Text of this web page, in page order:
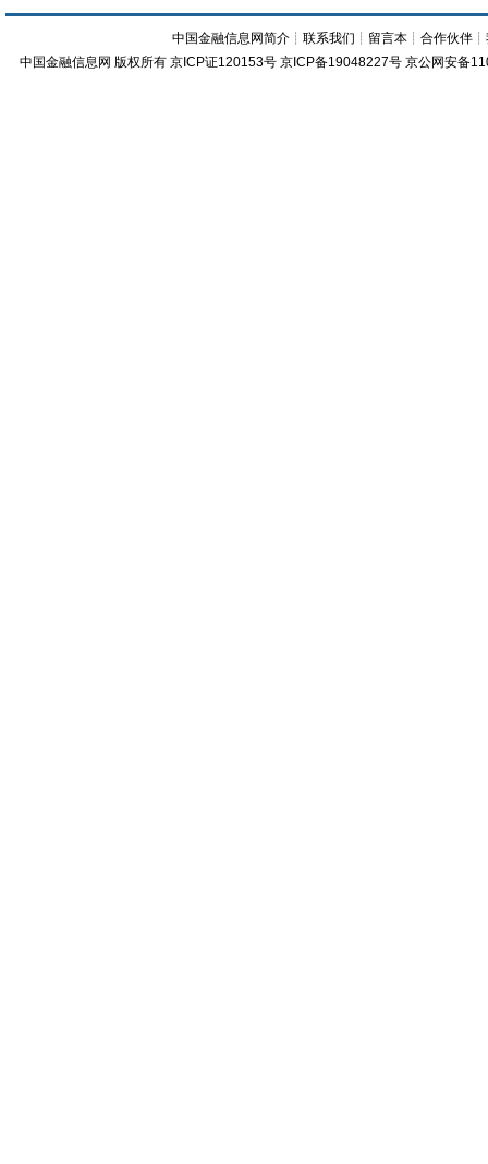
中国金融信息网简介 ┊联系我们 ┊ 留言本 ┊合作伙伴 ┊
中国金融信息网 版权所有 京ICP证120153号 京ICP备19048227号 京公网安备